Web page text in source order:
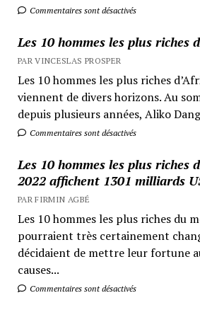
Commentaires sont désactivés
Les 10 hommes les plus riches
PAR VINCESLAS PROSPER
Les 10 hommes les plus riches
viennent de divers horizons. Au
depuis plusieurs années, Aliko
Commentaires sont désactivés
Les 10 hommes les plus riches
2022 affichent 1301 milliards
PAR FIRMIN AGBÉ
Les 10 hommes les plus riches du
pourraient très certainement
décidaient de mettre leur fortune
causes...
Commentaires sont désactivés